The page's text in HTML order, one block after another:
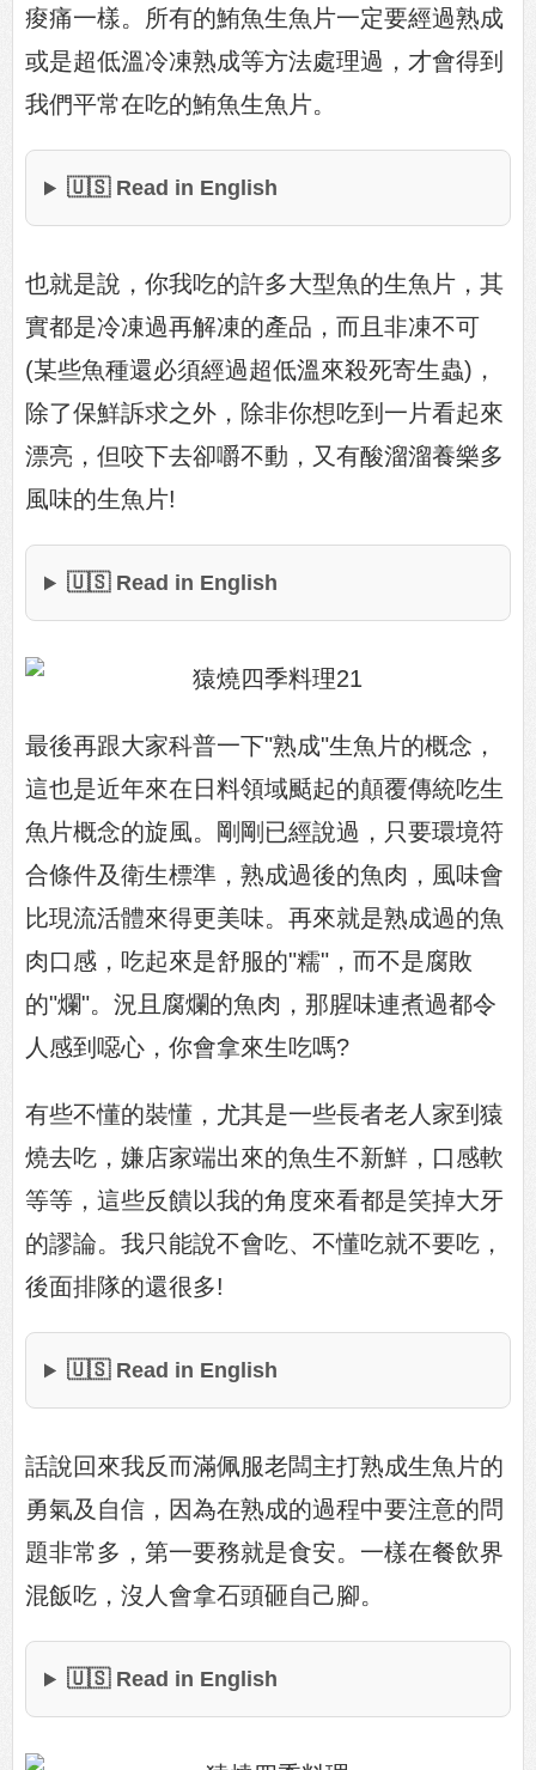
痠痛一樣。所有的鮪魚生魚片一定要經過熟成
或是超低溫冷凍熟成等方法處理過，才會得到
我們平常在吃的鮪魚生魚片。
🇺🇸 Read in English
也就是說，你我吃的許多大型魚的生魚片，其
實都是冷凍過再解凍的產品，而且非凍不可
(某些魚種還必須經過超低溫來殺死寄生蟲)，
除了保鮮訴求之外，除非你想吃到一片看起來
漂亮，但咬下去卻嚼不動，又有酸溜溜養樂多
風味的生魚片!
🇺🇸 Read in English
最後再跟大家科普一下"熟成"生魚片的概念，
這也是近年來在日料領域颳起的顛覆傳統吃生
魚片概念的旋風。剛剛已經說過，只要環境符
合條件及衛生標準，熟成過後的魚肉，風味會
比現流活體來得更美味。再來就是熟成過的魚
肉口感，吃起來是舒服的"糯"，而不是腐敗
的"爛"。況且腐爛的魚肉，那腥味連煮過都令
人感到噁心，你會拿來生吃嗎?
有些不懂的裝懂，尤其是一些長者老人家到猿
燒去吃，嫌店家端出來的魚生不新鮮，口感軟
等等，這些反饋以我的角度來看都是笑掉大牙
的謬論。我只能說不會吃、不懂吃就不要吃，
後面排隊的還很多!
🇺🇸 Read in English
話說回來我反而滿佩服老闆主打熟成生魚片的
勇氣及自信，因為在熟成的過程中要注意的問
題非常多，第一要務就是食安。一樣在餐飲界
混飯吃，沒人會拿石頭砸自己腳。
🇺🇸 Read in English